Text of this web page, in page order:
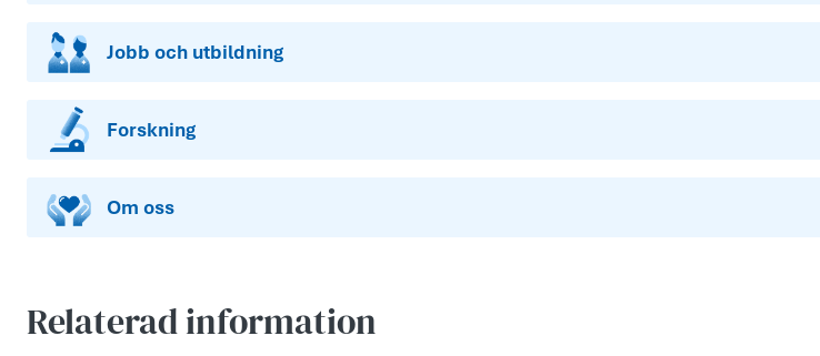
Jobb och utbildning
Forskning
Om oss
Relaterad information